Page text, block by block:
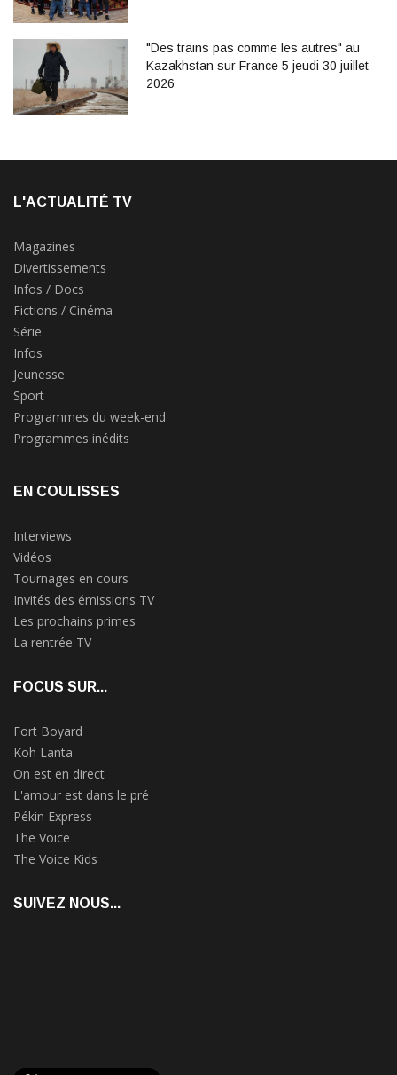
"Des trains pas comme les autres" au
Kazakhstan sur France 5 jeudi 30 juillet
2026
L'ACTUALITÉ TV
Magazines
Divertissements
Infos / Docs
Fictions / Cinéma
Série
Infos
Jeunesse
Sport
Programmes du week-end
Programmes inédits
EN COULISSES
Interviews
Vidéos
Tournages en cours
Invités des émissions TV
Les prochains primes
La rentrée TV
FOCUS SUR...
Fort Boyard
Koh Lanta
On est en direct
L'amour est dans le pré
Pékin Express
The Voice
The Voice Kids
SUIVEZ NOUS...